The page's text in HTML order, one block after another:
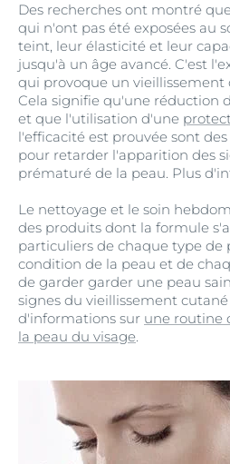
Des recherches ont montré
qui n'ont pas été exposées au
teint, leur élasticité et leur
jusqu'à un âge avancé. C'est
qui provoque un
Cela signifie qu'une réduction
et que l'utilisation d'une
l'efficacité est prouvée sont
pour retarder l'apparition des
prématuré de la peau. Plus
Le nettoyage et le soin
des produits dont la formule
particuliers de chaque type de
condition de la peau et de
de garder garder une peau
signes du vieillissement
d'informations sur une routine
la peau du visage.